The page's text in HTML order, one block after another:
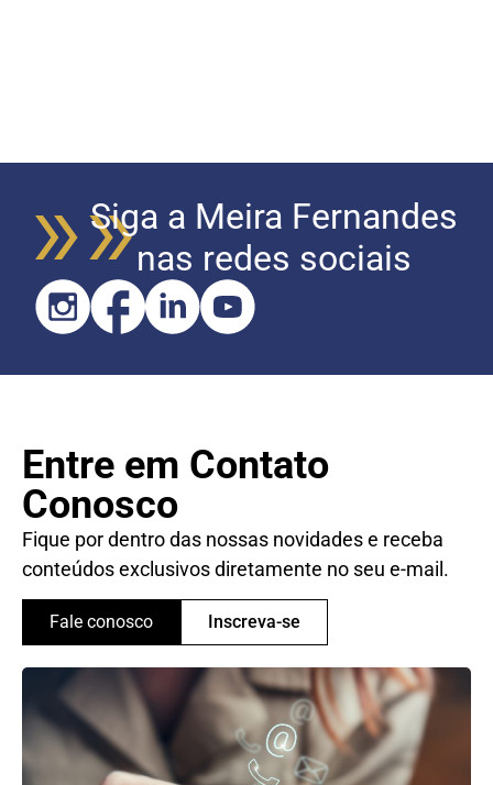
Siga a Meira Fernandes
nas redes sociais
Entre em Contato
Conosco
Fique por dentro das nossas novidades e receba
conteúdos exclusivos diretamente no seu e-mail.
Fale conosco Inscreva-se